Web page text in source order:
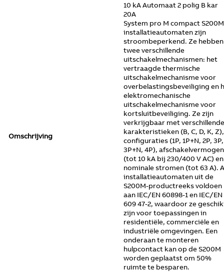
Omschrijving
10 kA Automaat 2 polig B kar
20A
System pro M compact S200M
installatieautomaten zijn
stroombeperkend. Ze hebben
twee verschillende
uitschakelmechanismen: het
vertraagde thermische
uitschakelmechanisme voor
overbelastingsbeveiliging en
elektromechanische
uitschakelmechanisme voor
kortsluitbeveiliging. Ze zijn
verkrijgbaar met verschillende
karakteristieken (B, C, D, K, Z),
configuraties (1P, 1P+N, 2P, 3P,
3P+N, 4P),
(tot 10 kA bij 230/400 V AC) en
nominale stromen (tot 63 A).
installatieautomaten uit de
S200M-productreeks voldoen
aan IEC/EN 60898-1 en IEC/EN
609 47-2, waardoor ze
zijn voor toepassingen in
residentiële, commerciële en
industriële omgevingen. Een
onderaan te monteren
hulpcontact kan op de S200M
worden geplaatst om 50%
ruimte te besparen.